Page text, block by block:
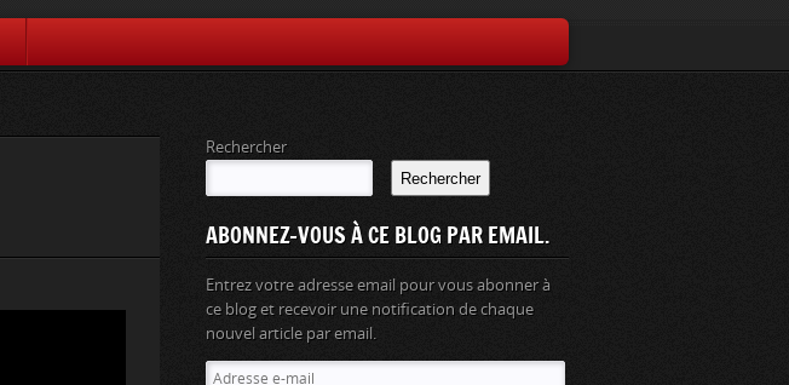
Rechercher
Rechercher
ABONNEZ-VOUS À CE BLOG PAR EMAIL.
Entrez votre adresse email pour vous abonner à
ce blog et recevoir une notification de chaque
nouvel article par email.
Adresse